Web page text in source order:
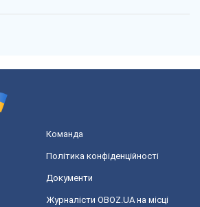
Команда
Політика конфіденційності
Документи
Журналісти OBOZ.UA на місці